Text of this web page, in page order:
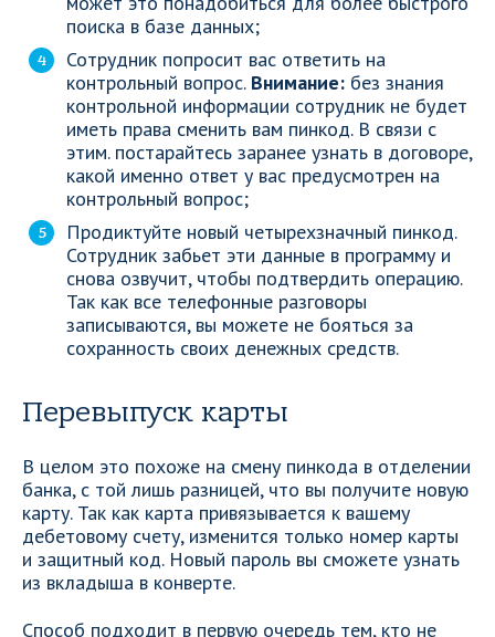
поиска в базе данных;
Сотрудник попросит вас ответить на
контрольный вопрос. Внимание: без знания
контрольной информации сотрудник не будет
иметь права сменить вам пинкод. В связи с
этим. постарайтесь заранее узнать в договоре,
какой именно ответ у вас предусмотрен на
контрольный вопрос;
Продиктуйте новый четырехзначный пинкод.
Сотрудник забьет эти данные в программу и
снова озвучит, чтобы подтвердить операцию.
Так как все телефонные разговоры
записываются, вы можете не бояться за
сохранность своих денежных средств.
Перевыпуск карты
В целом это похоже на смену пинкода в отделении
банка, с той лишь разницей, что вы получите новую
карту. Так как карта привязывается к вашему
дебетовому счету, изменится только номер карты
и защитный код. Новый пароль вы сможете узнать
из вкладыша в конверте.
Способ подходит в первую очередь тем, кто не